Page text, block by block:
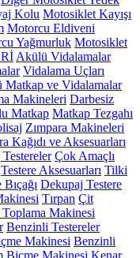
Kolu Motosiklet Kayışı
Motorcu Eldiveni
Yağmurluk Motosiklet
Akülü Vidalamalar
Vidalama Uçları
Matkap ve Vidalamalar
Makineleri Darbesiz
Matkap Matkap Tezgahı
Zımpara Makineleri
Kağıdı ve Aksesuarları
Çok Amaçlı
Testere Aksesuarları Tilki
Dekupaj Testere
Tırpan Çit
Makinesi
Benzinli Testereler
Makinesi Benzinli
Biçme Makinesi Kenar